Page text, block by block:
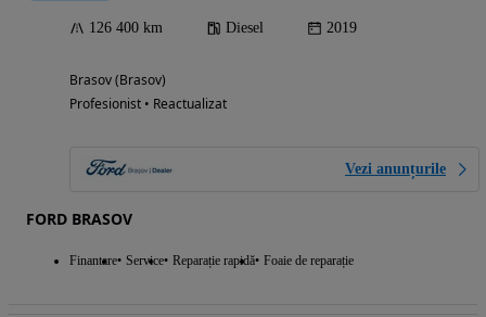
126 400 km Diesel 2019
Brasov (Brasov)
Profesionist • Reactualizat
Vezi anunțurile
FORD BRASOV
Finantare Service Reparație rapidă Foaie de reparație